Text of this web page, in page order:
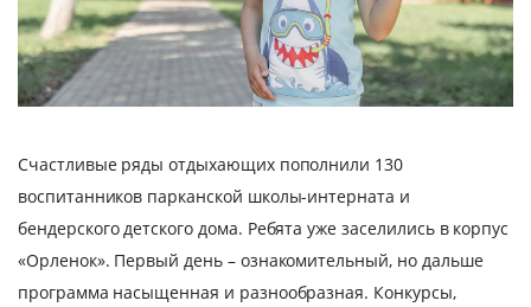
Cчастливые ряды отдыхающих пополнили 130
воспитанников парканской школы-интерната и
бендерского детского дома. Ребята уже заселились в корпус
«Орленок». Первый день – ознакомительный, но дальше
программа насыщенная и разнообразная. Конкурсы,